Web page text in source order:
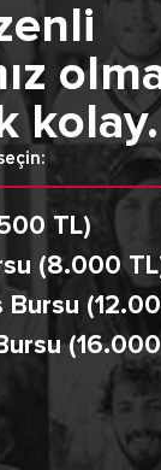
kolay.
TL)
(8.000
Bursu